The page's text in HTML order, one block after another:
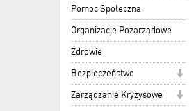
Pomoc Społeczna
Organizacje Pozarządowe
Zdrowie
Bezpieczeństwo
Zarządzanie Kryzysowe